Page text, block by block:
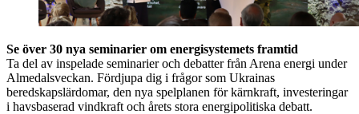
Se över 30 nya seminarier om energisystemets framtid
Ta del av inspelade seminarier och debatter från Arena energi under
Almedalsveckan. Fördjupa dig i frågor som Ukrainas
beredskapslärdomar, den nya spelplanen för kärnkraft, investeringar
i havsbaserad vindkraft och årets stora energipolitiska debatt.